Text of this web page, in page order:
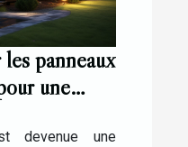
panneaux
une
devenue une